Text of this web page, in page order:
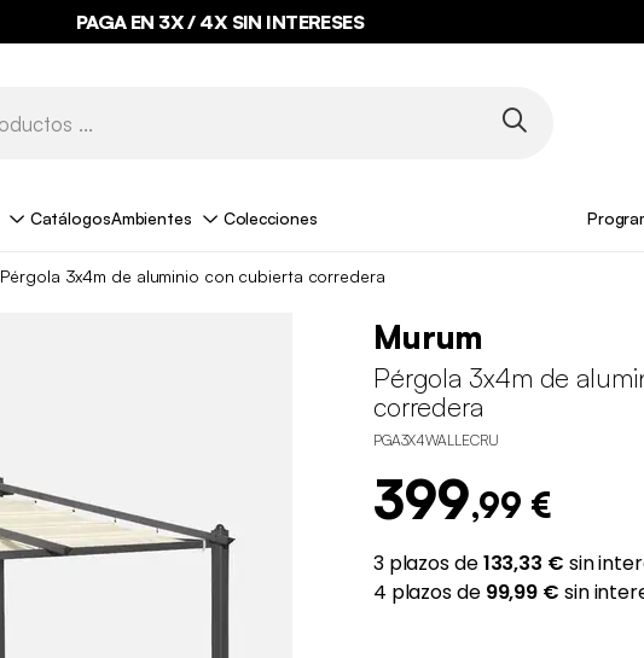
PAGA EN 3X / 4X SIN INTERESES
CatálogosAmbientes Colecciones
Pérgola 3x4m de aluminio con cubierta corredera
Murum
Pérgola 3x4m de
corredera
PGA3X4WALLECRU
399,99 €